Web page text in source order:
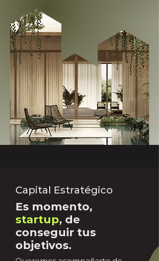
Capital Estratégico
Es momento,
startup, de
conseguir tus
objetivos.